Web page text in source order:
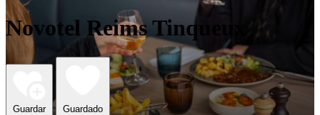
Novotel Reims Tinqueux
Guardar Guardado